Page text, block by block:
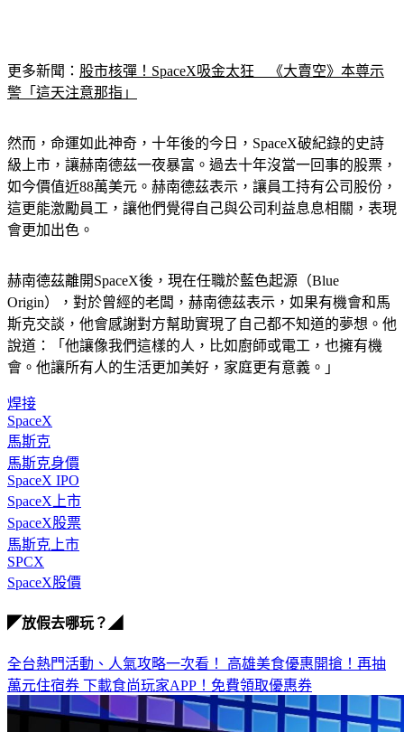
更多新聞： 股市核彈！SpaceX吸金太狂　《大賣空》本尊示
警「這天注意那指」
然而，命運如此神奇，十年後的今日，SpaceX破紀錄的史詩
級上市，讓赫南德茲一夜暴富。過去十年沒當一回事的股票，
如今價值近88萬美元。赫南德茲表示，讓員工持有公司股份，
這更能激勵員工，讓他們覺得自己與公司利益息息相關，表現
會更加出色。
赫南德茲離開SpaceX後，現在任職於藍色起源（Blue
Origin），對於曾經的老闆，赫南德茲表示，如果有機會和馬
斯克交談，他會感謝對方幫助實現了自己都不知道的夢想。他
說道：「他讓像我們這樣的人，比如廚師或電工，也擁有機
會。他讓所有人的生活更加美好，家庭更有意義。」
焊接
SpaceX
馬斯克
馬斯克身價
SpaceX IPO
SpaceX上市
SpaceX股票
馬斯克上市
SPCX
SpaceX股價
◤放假去哪玩？◢
全台熱門活動、人氣攻略一次看！ 高雄美食優惠開搶！再抽
萬元住宿券 下載食尚玩家APP！免費領取優惠券